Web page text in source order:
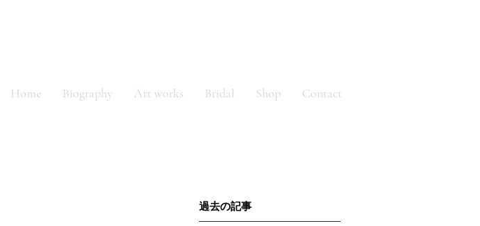
Home Biography Art works Bridal Shop Contact
​過去の記事